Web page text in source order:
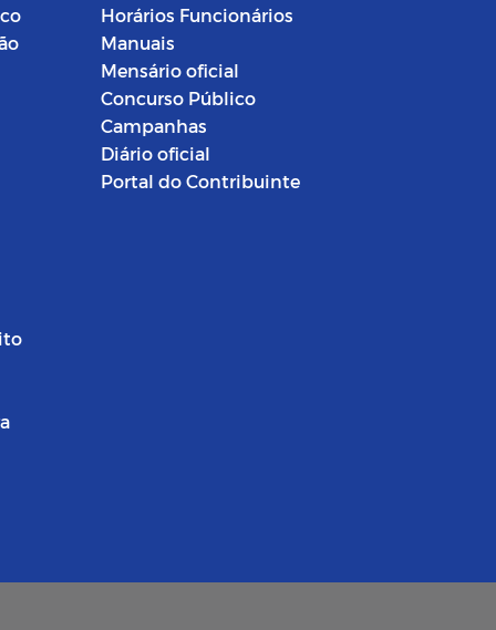
Horários Funcionários
Manuais
Mensário oficial
Concurso Público
Campanhas
Diário oficial
Portal do Contribuinte